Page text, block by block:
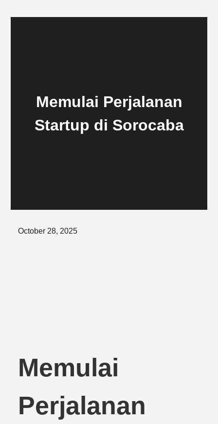
Memulai Perjalanan
Startup di Sorocaba
Posted
October 28, 2025
Memulai
Perjalanan